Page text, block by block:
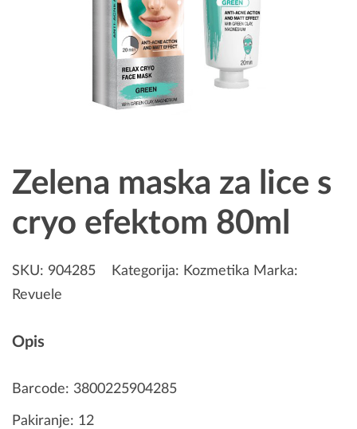
Zelena maska za lice s
cryo efektom 80ml
SKU: 904285 Kategorija: Kozmetika Marka:
Revuele
Opis
Barcode: 3800225904285
Pakiranje: 12